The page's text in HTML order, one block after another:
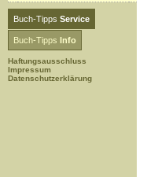
Buch-Tipps Service
Buch-Tipps Info
Haftungsausschluss
Impressum
Datenschutzerklärung